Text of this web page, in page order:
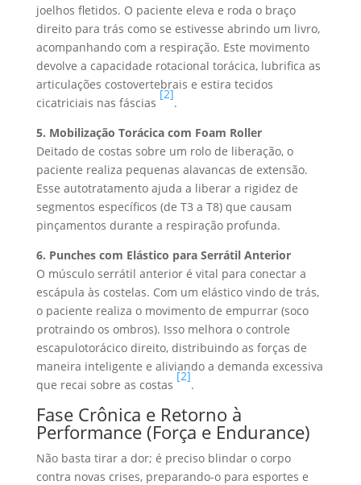
joelhos fletidos. O paciente eleva e roda o braço
direito para trás como se estivesse abrindo um livro,
acompanhando com a respiração. Este movimento
devolve a capacidade rotacional torácica, lubrifica as
articulações costovertebrais e estira tecidos
cicatriciais nas fáscias
[2]
.
5. Mobilização Torácica com Foam Roller
Deitado de costas sobre um rolo de liberação, o
paciente realiza pequenas alavancas de extensão.
Esse autotratamento ajuda a liberar a rigidez de
segmentos específicos (de T3 a T8) que causam
pinçamentos durante a respiração profunda.
6. Punches com Elástico para Serrátil Anterior
O músculo serrátil anterior é vital para conectar a
escápula às costelas. Com um elástico vindo de trás,
o paciente realiza o movimento de empurrar (soco
protraindo os ombros). Isso melhora o controle
escapulotorácico direito, distribuindo as forças de
maneira inteligente e aliviando a demanda excessiva
que recai sobre as costas
[2]
.
Fase Crônica e Retorno à
Performance (Força e Endurance)
Não basta tirar a dor; é preciso blindar o corpo
contra novas crises, preparando-o para esportes e